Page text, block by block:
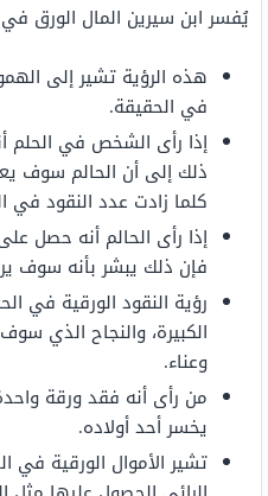
يُفسر ابن سيرين المال الورق في
هذه الرؤية تشير إلى
في الحقيقة.
إذا رأى الشخص في الحلم
ذلك إلى أن الحالم سوف
كلما زادت عدد النقود في
إذا رأى الحالم أنه حصل
فإن ذلك يبشر بأنه سوف
رؤية النقود الورقية في
الكبيرة، والنجاح الذي
وعناء.
من رأى أنه فقد ورقة
يخسر أحد أولاده.
تشير الأموال الورقية